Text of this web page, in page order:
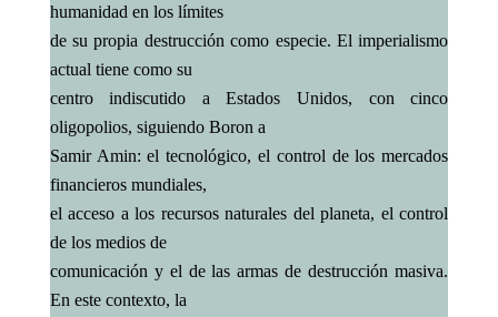
humanidad en los límites
de su propia destrucción como especie. El imperialismo
actual tiene como su
centro indiscutido a Estados Unidos, con cinco
oligopolios, siguiendo Boron a
Samir Amin: el tecnológico, el control de los mercados
financieros mundiales,
el acceso a los recursos naturales del planeta, el control
de los medios de
comunicación y el de las armas de destrucción masiva.
En este contexto, la